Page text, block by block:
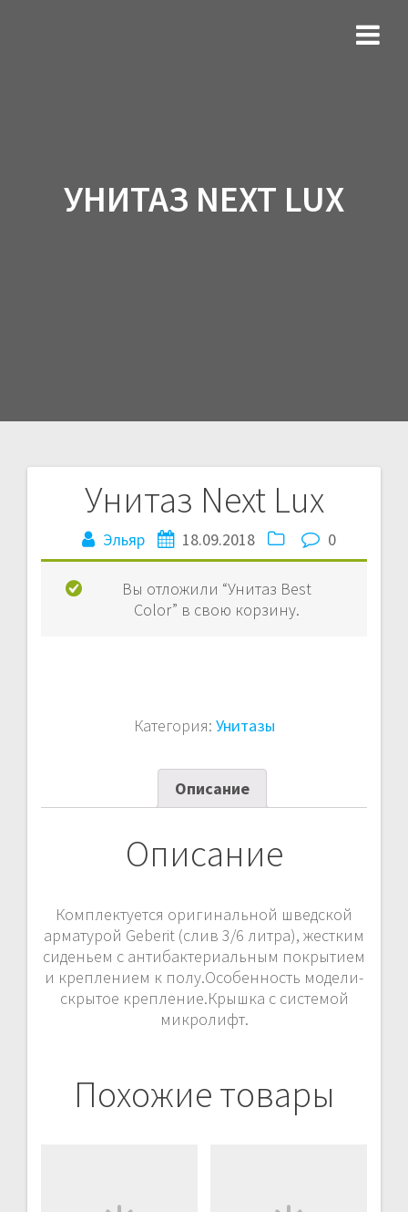
УНИТАЗ NEXT LUX
Унитаз Next Lux
Эльяр 18.09.2018 0
Вы отложили “Унитаз Best
Color” в свою корзину.
Категория: Унитазы
Описание
Описание
Комплектуется оригинальной шведской
арматурой Geberit (слив 3/6 литра), жестким
сиденьем с антибактериальным покрытием
и креплением к полу.Особенность модели-
скрытое крепление.Крышка с системой
микролифт.
Похожие товары
Навигация
по
записям